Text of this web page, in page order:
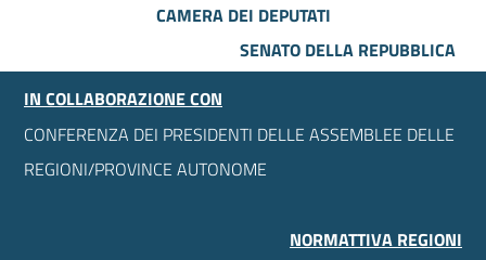
CAMERA DEI DEPUTATI
SENATO DELLA REPUBBLICA
IN COLLABORAZIONE CON
CONFERENZA DEI PRESIDENTI DELLE ASSEMBLEE DELLE
REGIONI/PROVINCE AUTONOME
NORMATTIVA REGIONI